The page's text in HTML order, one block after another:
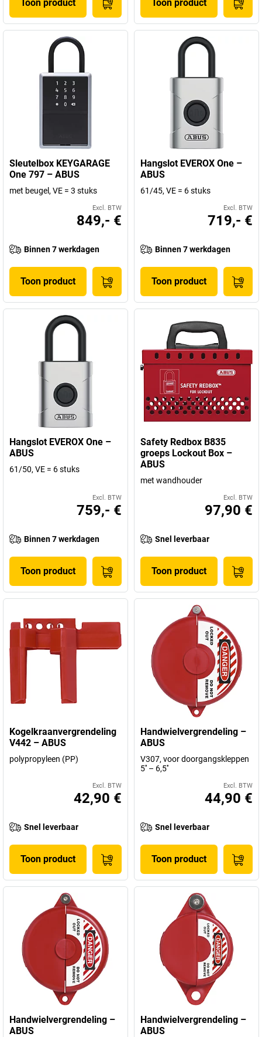
Toon product Toon product
Sleutelbox KEYGARAGE
One 797 – ABUS
met beugel, VE = 3 stuks
Excl. BTW
849,- €
Binnen 7 werkdagen
Toon product
Hangslot EVEROX One –
ABUS
61/45, VE = 6 stuks
Excl. BTW
719,- €
Binnen 7 werkdagen
Toon product
Hangslot EVEROX One –
ABUS
61/50, VE = 6 stuks
Excl. BTW
759,- €
Binnen 7 werkdagen
Toon product
Safety Redbox B835
groeps Lockout Box –
ABUS
met wandhouder
Excl. BTW
97,90 €
Snel leverbaar
Toon product
Kogelkraanvergrendeling
V442 – ABUS
polypropyleen (PP)
Excl. BTW
42,90 €
Snel leverbaar
Toon product
Handwielvergrendeling –
ABUS
V307, voor doorgangskleppen
5'' – 6,5''
Excl. BTW
44,90 €
Snel leverbaar
Toon product
Handwielvergrendeling –
ABUS
Handwielvergrendeling –
ABUS